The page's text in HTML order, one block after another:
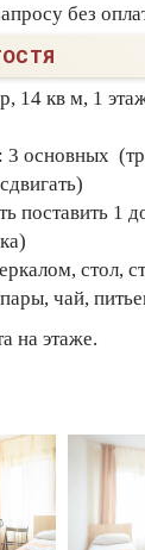
без
14 кв м, 1
3 основных
поставить 1
стол,
чай,
на этаже.